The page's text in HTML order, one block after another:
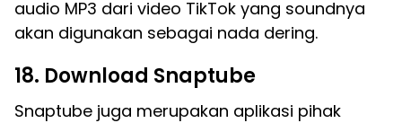
audio MP3 dari video TikTok yang soundnya
akan digunakan sebagai nada dering.
18. Download Snaptube
Snaptube juga merupakan aplikasi pihak